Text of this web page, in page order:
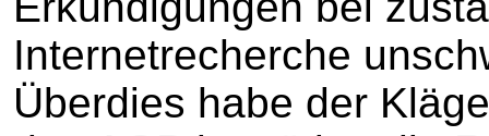
Internetrecherche
Überdies habe der